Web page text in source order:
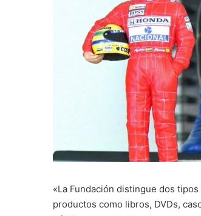
«La Fundación distingue dos
productos como libros, DVDs,